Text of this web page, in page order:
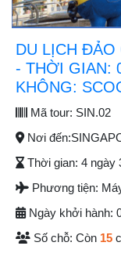
DU LỊCH
- THỜI GIAN:
KHÔNG:
Mã tour: SIN.02
Nơi đến:
Thời gian: 4 ngày
Phương tiện:
Ngày khởi hành:
Số chỗ: Còn 15